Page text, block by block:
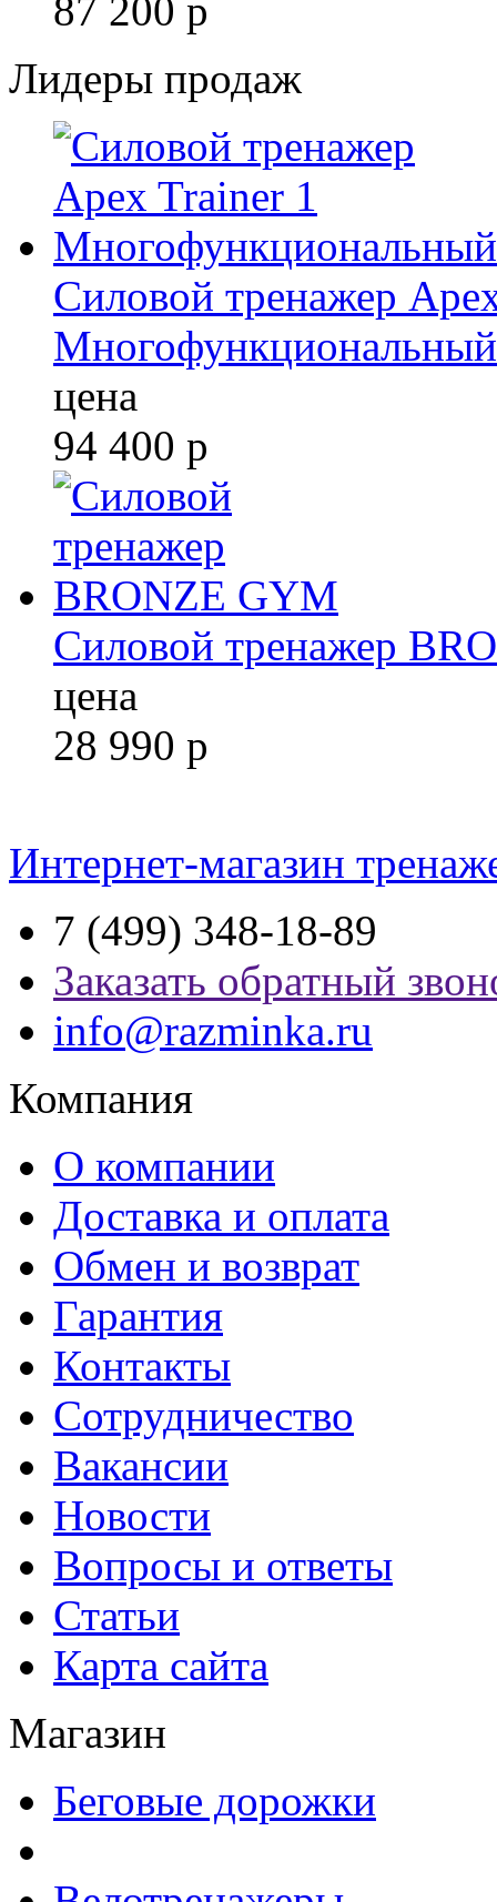
87 200 р
Лидеры продаж
Силовой тренажер
Многофункциональный
цена
94 400 р
Силовой тренажер
цена
28 990 р
Интернет-магазин
7 (499) 348-18-89
Заказать обратный
info@razminka.ru
Компания
О компании
Доставка и оплата
Обмен и возврат
Гарантия
Контакты
Сотрудничество
Вакансии
Новости
Вопросы и ответы
Статьи
Карта сайта
Магазин
Беговые дорожки